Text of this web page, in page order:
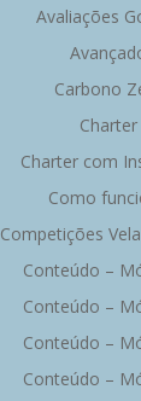
Avaliações
Carbono
Charter
Charter com
Como
Competições
Conteúdo –
Conteúdo –
Conteúdo –
Conteúdo –